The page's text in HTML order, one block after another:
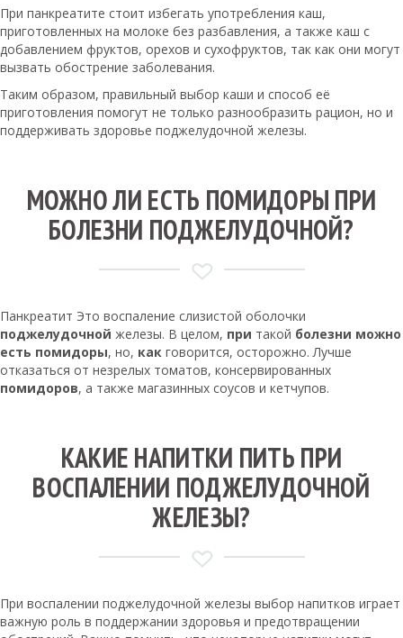
При панкреатите стоит избегать употребления каш,
приготовленных на молоке без разбавления, а также каш с
добавлением фруктов, орехов и сухофруктов, так как они могут
вызвать обострение заболевания.
Таким образом, правильный выбор каши и способ её
приготовления помогут не только разнообразить рацион, но и
поддерживать здоровье поджелудочной железы.
МОЖНО ЛИ ЕСТЬ ПОМИДОРЫ ПРИ
БОЛЕЗНИ ПОДЖЕЛУДОЧНОЙ?
Панкреатит Это воспаление слизистой оболочки
поджелудочной железы. В целом, при такой болезни можно
есть помидоры, но, как говорится, осторожно. Лучше
отказаться от незрелых томатов, консервированных
помидоров, а также магазинных соусов и кетчупов.
КАКИЕ НАПИТКИ ПИТЬ ПРИ
ВОСПАЛЕНИИ ПОДЖЕЛУДОЧНОЙ
ЖЕЛЕЗЫ?
При воспалении поджелудочной железы выбор напитков играет
важную роль в поддержании здоровья и предотвращении